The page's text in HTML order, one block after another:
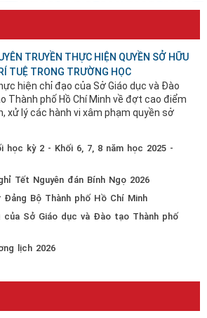
TRUYỀN THỰC HIỆN QUYỀN SỞ HỮU
TUỆ TRONG TRƯỜNG HỌC
hiện chỉ đạo của Sở Giáo dục và Đào
Thành phố Hồ Chí Minh về đợt cao điểm
xử lý các hành vi xâm phạm quyền sở
học kỳ 2 - Khối 6, 7, 8 năm học 2025 -
Tết Nguyên đán Bính Ngọ 2026
Bộ Thành phố Hồ Chí Minh
của Sở Giáo dục và Đào tạo Thành phố
lịch 2026